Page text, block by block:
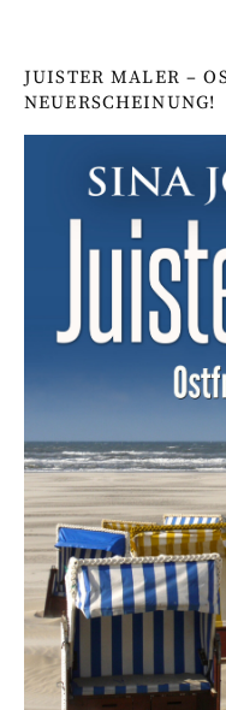
JUISTER MALER –
NEUERSCHEINUNG!